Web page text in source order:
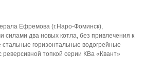
Ефремова (г.Наро-Фоминск),
силами два новых котла, без привлечения к
горизонтальные водогрейные
реверсивной топкой серии КВа «Квант»